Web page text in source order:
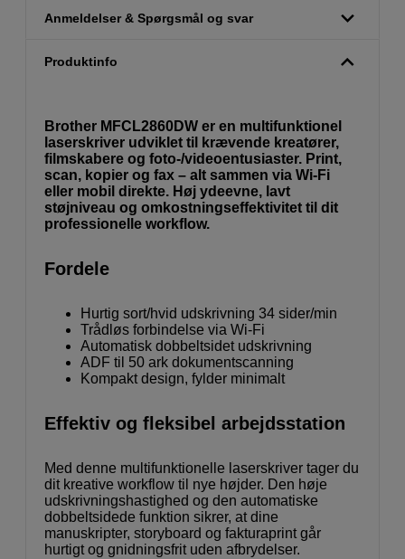
Anmeldelser & Spørgsmål og svar
Produktinfo
Brother MFCL2860DW er en multifunktionel
laserskriver udviklet til krævende kreatører,
filmskabere og foto-/videoentusiaster. Print,
scan, kopier og fax – alt sammen via Wi-Fi
eller mobil direkte. Høj ydeevne, lavt
støjniveau og omkostningseffektivitet til dit
professionelle workflow.
Fordele
Hurtig sort/hvid udskrivning 34 sider/min
Trådløs forbindelse via Wi-Fi
Automatisk dobbeltsidet udskrivning
ADF til 50 ark dokumentscanning
Kompakt design, fylder minimalt
Effektiv og fleksibel arbejdsstation
Med denne multifunktionelle laserskriver tager du
dit kreative workflow til nye højder. Den høje
udskrivningshastighed og den automatiske
dobbeltsidede funktion sikrer, at dine
manuskripter, storyboard og fakturaprint går
hurtigt og gnidningsfrit uden afbrydelser.